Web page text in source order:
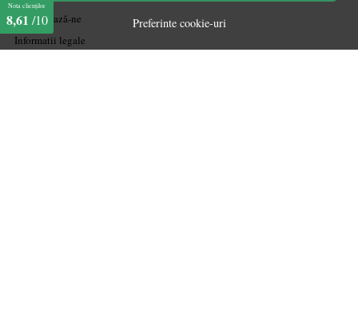
Preferinte cookie-uri
Contactează-ne
Informatii legale
Nota clienților
8,61 /10